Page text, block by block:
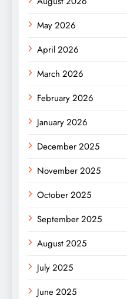
May 2026
April 2026
March 2026
February 2026
January 2026
December 2025
November 2025
October 2025
September 2025
August 2025
July 2025
June 2025